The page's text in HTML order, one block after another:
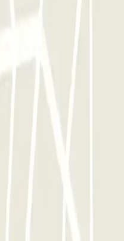
utiliser l'ensemble du
disponible sur
entrer et sortir du
souhaitez.